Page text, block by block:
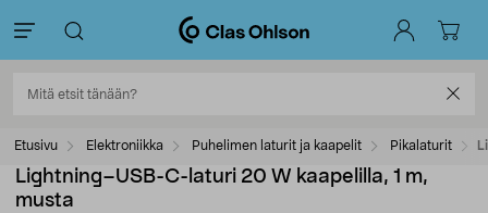
Etusivu Elektroniikka Puhelimen laturit ja kaapelit Pikalaturit
Lightning–USB-C-laturi 20 W kaapelilla, 1 m,
musta